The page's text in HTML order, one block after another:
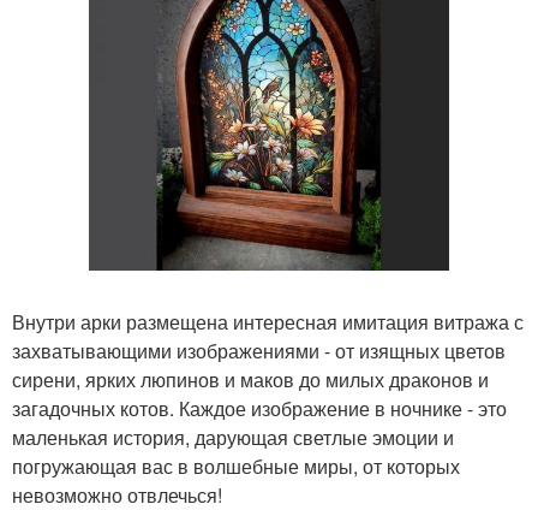
Внутри арки размещена интересная имитация витража с
захватывающими изображениями - от изящных цветов
сирени, ярких люпинов и маков до милых драконов и
загадочных котов. Каждое изображение в ночнике - это
маленькая история, дарующая светлые эмоции и
погружающая вас в волшебные миры, от которых
невозможно отвлечься!